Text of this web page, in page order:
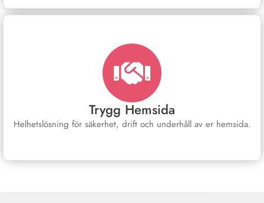
Trygg Hemsida
Helhetslösning för säkerhet, drift och underhåll av er hemsida.